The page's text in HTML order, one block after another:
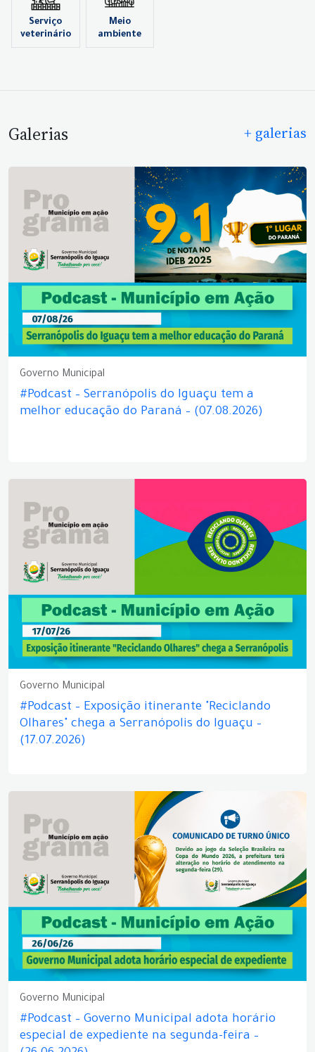
Serviço
veterinário
Meio
ambiente
Galerias + galerias
Governo Municipal
#Podcast – Serranópolis do Iguaçu tem a
melhor educação do Paraná – (07.08.2026)
Governo Municipal
#Podcast – Exposição itinerante "Reciclando
Olhares" chega a Serranópolis do Iguaçu –
(17.07.2026)
Governo Municipal
#Podcast – Governo Municipal adota horário
especial de expediente na segunda-feira –